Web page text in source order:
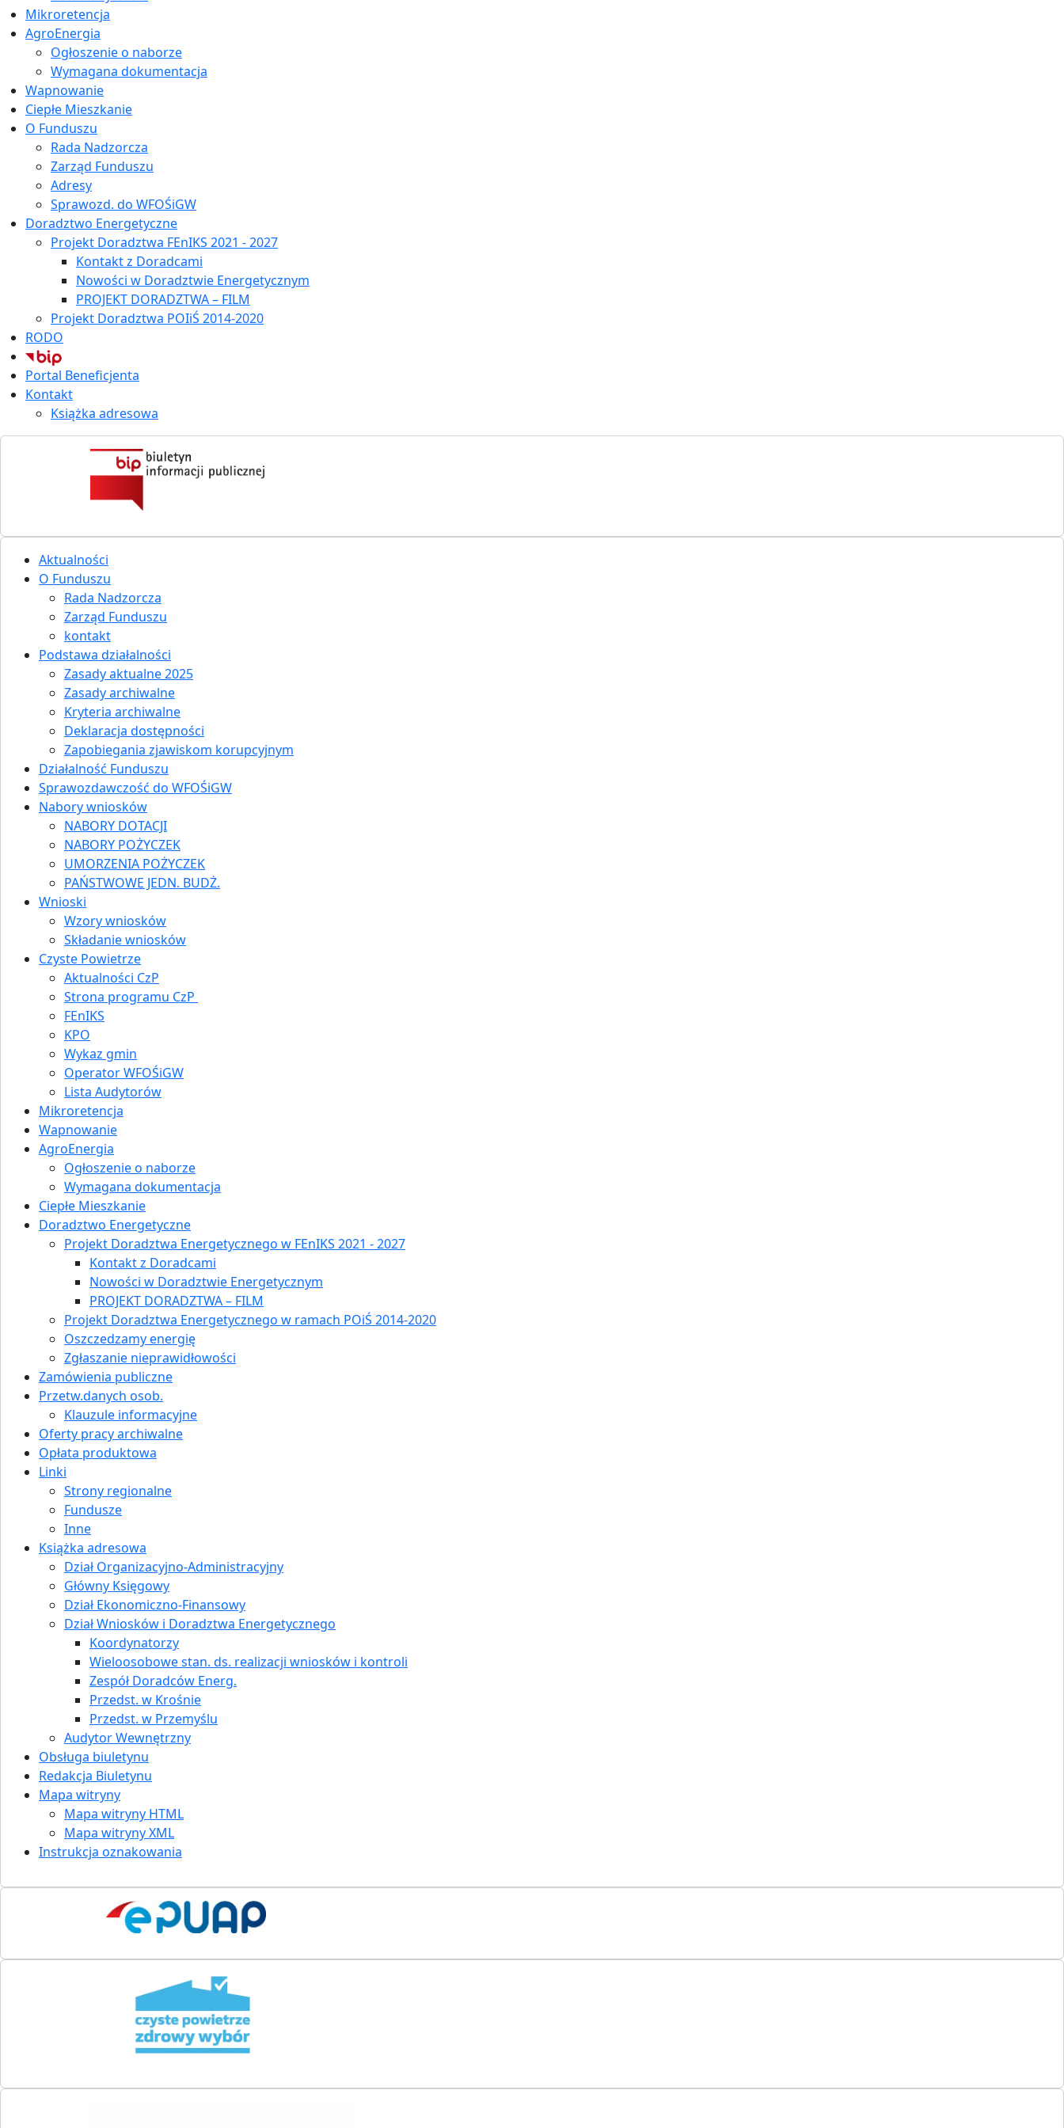
Mikroretencja
AgroEnergia
Ogłoszenie o naborze
Wymagana dokumentacja
Wapnowanie
Ciepłe Mieszkanie
O Funduszu
Rada Nadzorcza
Zarząd Funduszu
Adresy
Sprawozd. do WFOŚiGW
Doradztwo Energetyczne
Projekt Doradztwa FEnIKS 2021 - 2027
Kontakt z Doradcami
Nowości w Doradztwie Energetycznym
PROJEKT DORADZTWA – FILM
Projekt Doradztwa POIiŚ 2014-2020
RODO
Portal Beneficjenta
Kontakt
Książka adresowa
Aktualności
O Funduszu
Rada Nadzorcza
Zarząd Funduszu
kontakt
Podstawa działalności
Zasady aktualne 2025
Zasady archiwalne
Kryteria archiwalne
Deklaracja dostępności
Zapobiegania zjawiskom korupcyjnym
Działalność Funduszu
Sprawozdawczość do WFOŚiGW
Nabory wniosków
NABORY DOTACJI
NABORY POŻYCZEK
UMORZENIA POŻYCZEK
PAŃSTWOWE JEDN. BUDŻ.
Wnioski
Wzory wniosków
Składanie wniosków
Czyste Powietrze
Aktualności CzP
Strona programu CzP
FEnIKS
KPO
Wykaz gmin
Operator WFOŚiGW
Lista Audytorów
Mikroretencja
Wapnowanie
AgroEnergia
Ogłoszenie o naborze
Wymagana dokumentacja
Ciepłe Mieszkanie
Doradztwo Energetyczne
Projekt Doradztwa Energetycznego w FEnIKS 2021 - 2027
Kontakt z Doradcami
Nowości w Doradztwie Energetycznym
PROJEKT DORADZTWA – FILM
Projekt Doradztwa Energetycznego w ramach POiŚ 2014-2020
Oszczedzamy energię
Zgłaszanie nieprawidłowości
Zamówienia publiczne
Przetw.danych osob.
Klauzule informacyjne
Oferty pracy archiwalne
Opłata produktowa
Linki
Strony regionalne
Fundusze
Inne
Książka adresowa
Dział Organizacyjno-Administracyjny
Główny Księgowy
Dział Ekonomiczno-Finansowy
Dział Wniosków i Doradztwa Energetycznego
Koordynatorzy
Wieloosobowe stan. ds. realizacji wniosków i kontroli
Zespół Doradców Energ.
Przedst. w Krośnie
Przedst. w Przemyślu
Audytor Wewnętrzny
Obsługa biuletynu
Redakcja Biuletynu
Mapa witryny
Mapa witryny HTML
Mapa witryny XML
Instrukcja oznakowania